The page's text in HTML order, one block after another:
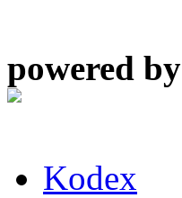
powered by
Kodex